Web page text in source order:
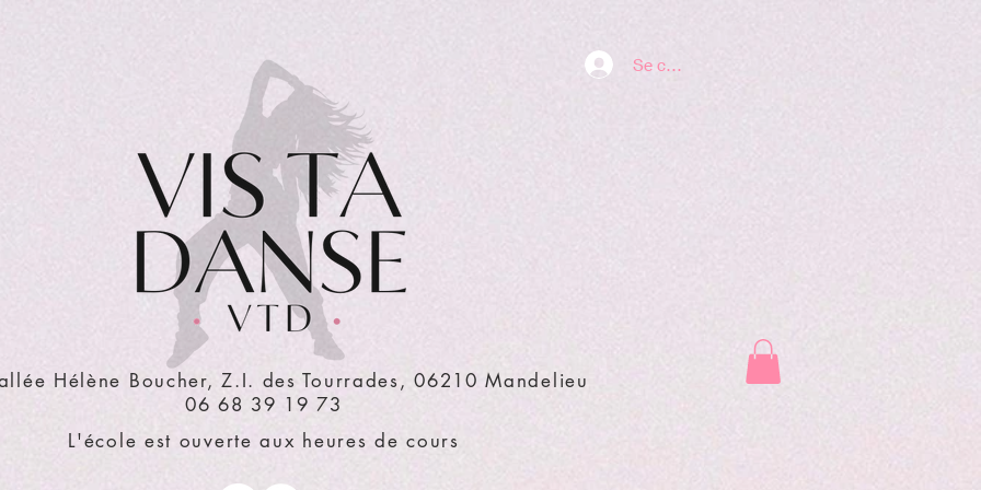
Se connecter
Hélène Boucher, Z.I. des Tourrades, 06210 Mandelieu
06 68 39 19 73
L'école est ouverte aux heures de cours